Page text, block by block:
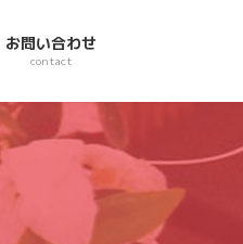
お問い合わせ
contact